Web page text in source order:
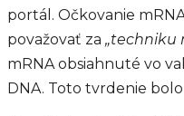
portál. Očkovanie
považovať za „techniku
mRNA obsiahnuté vo
DNA. Toto tvrdenie